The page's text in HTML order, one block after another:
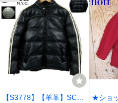
【S3778】【羊革】SCH
★ショ